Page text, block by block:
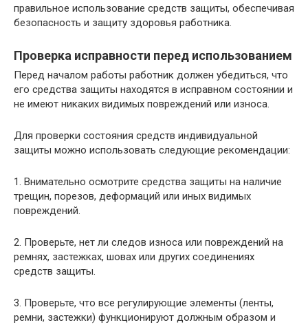
правильное использование средств защиты, обеспечивая
безопасность и защиту здоровья работника.
Проверка исправности перед использованием
Перед началом работы работник должен убедиться, что
его средства защиты находятся в исправном состоянии и
не имеют никаких видимых повреждений или износа.
Для проверки состояния средств индивидуальной
защиты можно использовать следующие рекомендации:
1. Внимательно осмотрите средства защиты на наличие
трещин, порезов, деформаций или иных видимых
повреждений.
2. Проверьте, нет ли следов износа или повреждений на
ремнях, застежках, шовах или других соединениях
средств защиты.
3. Проверьте, что все регулирующие элементы (ленты,
ремни, застежки) функционируют должным образом и